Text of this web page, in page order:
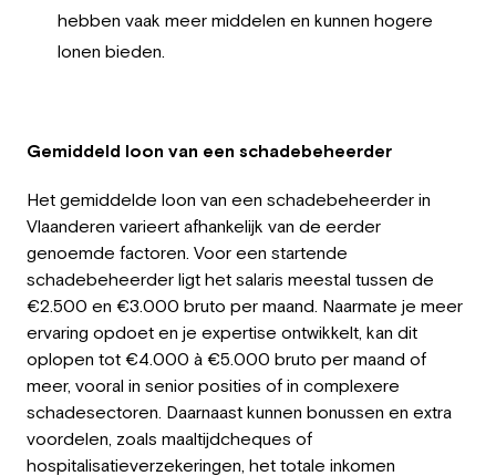
hebben vaak meer middelen en kunnen hogere
lonen bieden.
Gemiddeld loon van een schadebeheerder
Het gemiddelde loon van een schadebeheerder in
Vlaanderen varieert afhankelijk van de eerder
genoemde factoren. Voor een startende
schadebeheerder ligt het salaris meestal tussen de
€2.500 en €3.000 bruto per maand. Naarmate je meer
ervaring opdoet en je expertise ontwikkelt, kan dit
oplopen tot €4.000 à €5.000 bruto per maand of
meer, vooral in senior posities of in complexere
schadesectoren. Daarnaast kunnen bonussen en extra
voordelen, zoals maaltijdcheques of
hospitalisatieverzekeringen, het totale inkomen